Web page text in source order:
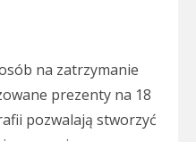
na zatrzymanie
prezenty na 18
pozwalają stworzyć